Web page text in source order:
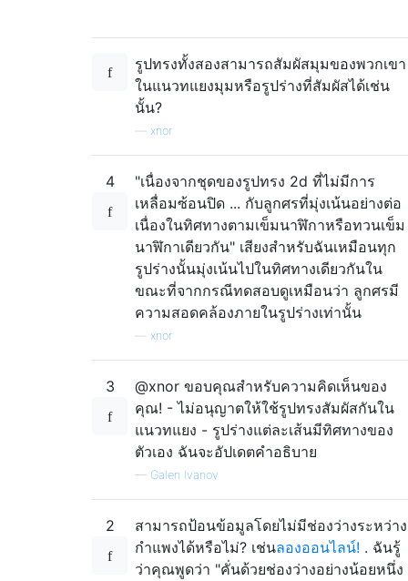
รูปทรงทั้งสองสามารถสัมผัสมุมของพวกเขา
ในแนวทแยงมุมหรือรูปร่างที่สัมผัสได้เช่น
นั้น?
xnor
4
"เนื่องจากชุดของรูปทรง 2d ที่ไม่มีการ
เหลื่อมซ้อนปิด ... กับลูกศรที่มุ่งเน้นอย่างต่อ
เนื่องในทิศทางตามเข็มนาฬิกาหรือทวนเข็ม
นาฬิกาเดียวกัน" เสียงสำหรับฉันเหมือนทุก
รูปร่างนั้นมุ่งเน้นไปในทิศทางเดียวกันใน
ขณะที่จากกรณีทดสอบดูเหมือนว่า ลูกศรมี
ความสอดคล้องภายในรูปร่างเท่านั้น
xnor
3
@xnor ขอบคุณสำหรับความคิดเห็นของ
คุณ! - ไม่อนุญาตให้ใช้รูปทรงสัมผัสกันใน
แนวทแยง - รูปร่างแต่ละเส้นมีทิศทางของ
ตัวเอง ฉันจะอัปเดตคำอธิบาย
— Galen Ivanov
2
สามารถป้อนข้อมูลโดยไม่มีช่องว่างระหว่าง
กำแพงได้หรือไม่? เช่นลองออนไลน์! . ฉันรู้
ว่าคุณพูดว่า "คั่นด้วยช่องว่างอย่างน้อยหนึ่ง